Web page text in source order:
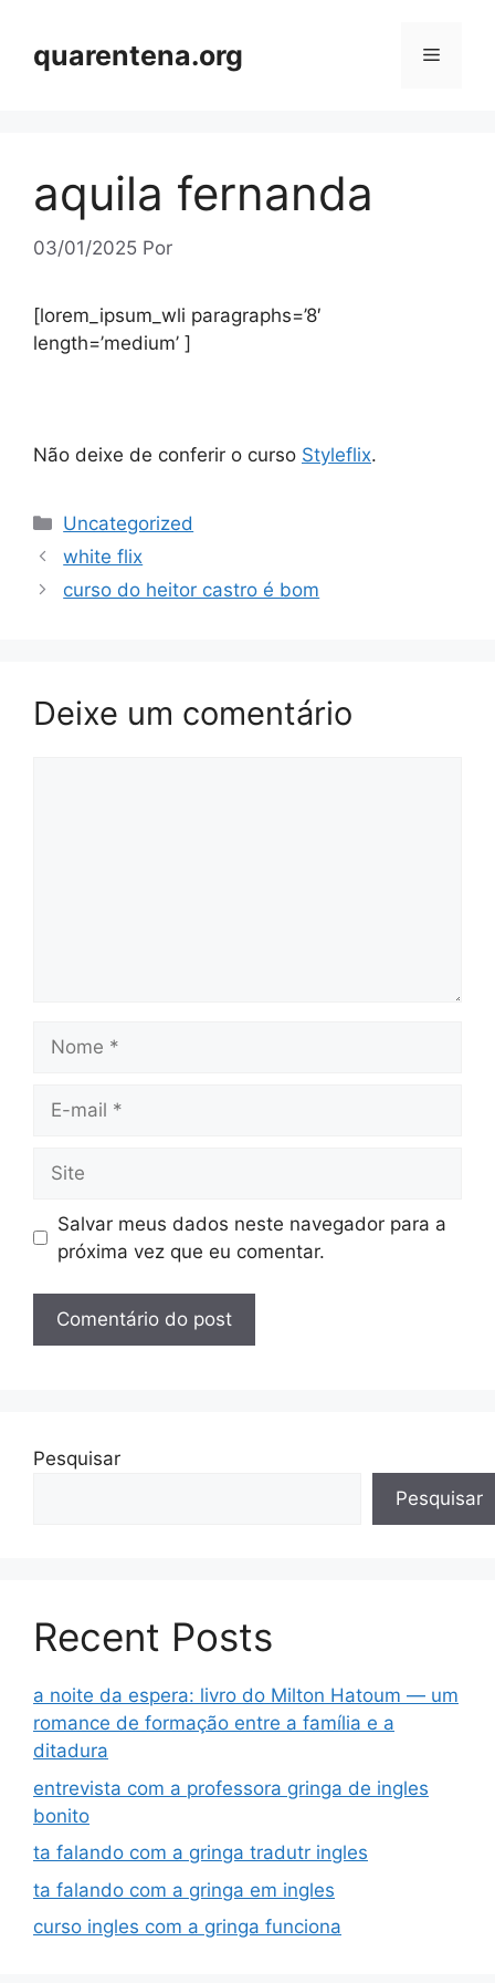
quarentena.org Menu
aquila fernanda
03/01/2025 Por
[lorem_ipsum_wli paragraphs=’8′
length=’medium’ ]
Não deixe de conferir o curso Styleflix.
Categorias
Uncategorized
white flix
curso do heitor castro é bom
Deixe um comentário
mail
Salvar meus dados neste navegador para a
próxima vez que eu comentar.
Pesquisar
Pesquisar
Recent Posts
a noite da espera: livro do Milton Hatoum — um
romance de formação entre a família e a
ditadura
entrevista com a professora gringa de ingles
bonito
ta falando com a gringa tradutr ingles
ta falando com a gringa em ingles
curso ingles com a gringa funciona